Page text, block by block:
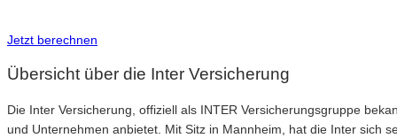
Jetzt berechnen
Übersicht über die Inter Versicherung
Die Inter Versicherung, offiziell als INTER Versicherungsgruppe
und Unternehmen anbietet. Mit Sitz in Mannheim, hat die Inter sich